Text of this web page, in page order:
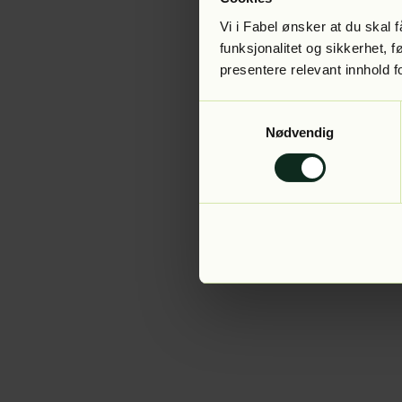
Vi i Fabel ønsker at du skal
funksjonalitet og sikkerhet,
presentere relevant innhold
Nødvendig
Application